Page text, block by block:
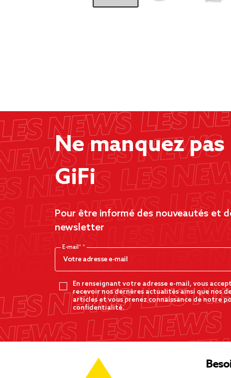
Ne manquez
GiFi
Pour être informé des nouveautés et
newsletter
E-mail*
En renseignant votre adresse e-mail, vous
recevoir nos dernères actualités ainsi que nos
articles et vous prenez connaissance de notre
confidentialité.